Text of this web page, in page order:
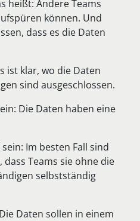
heißt: Andere Teams
können. Und
dass es die Daten
ist klar, wo die Daten
sind ausgeschlossen.
Die Daten haben eine
sein: Im besten Fall sind
Teams sie ohne die
selbstständig
Daten sollen in einem